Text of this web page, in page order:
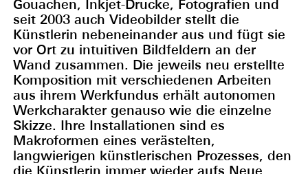
Gouachen, Inkjet-Drucke, Fotografien und
seit 2003 auch Videobilder stellt die
Künstlerin nebeneinander aus und fügt sie
vor Ort zu intuitiven Bildfeldern an der
Wand zusammen. Die jeweils neu erstellte
Komposition mit verschiedenen Arbeiten
aus ihrem Werkfundus erhält autonomen
Werkcharakter genauso wie die einzelne
Skizze. Ihre Installationen sind es
Makroformen eines verästelten,
langwierigen künstlerischen Prozesses, den
die Künstlerin immer wieder aufs Neue